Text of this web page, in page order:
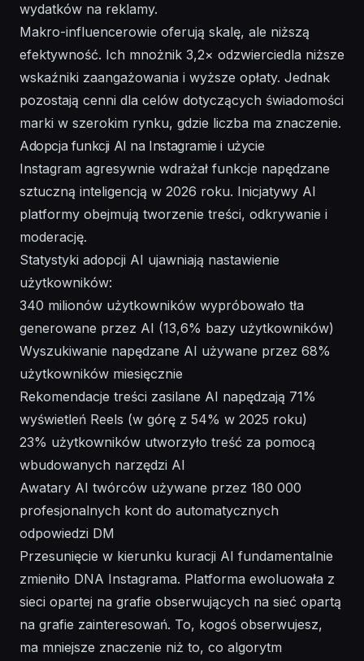
wydatków na reklamy.
Makro-influencerowie oferują skalę, ale niższą
efektywność. Ich mnożnik 3,2× odzwierciedla niższe
wskaźniki zaangażowania i wyższe opłaty. Jednak
pozostają cenni dla celów dotyczących świadomości
marki w szerokim rynku, gdzie liczba ma znaczenie.
Adopcja funkcji AI na Instagramie i użycie
Instagram agresywnie wdrażał funkcje napędzane
sztuczną inteligencją w 2026 roku. Inicjatywy AI
platformy obejmują tworzenie treści, odkrywanie i
moderację.
Statystyki adopcji AI ujawniają nastawienie
użytkowników:
340 milionów użytkowników wypróbowało tła
generowane przez AI (13,6% bazy użytkowników)
Wyszukiwanie napędzane AI używane przez 68%
użytkowników miesięcznie
Rekomendacje treści zasilane AI napędzają 71%
wyświetleń Reels (w górę z 54% w 2025 roku)
23% użytkowników utworzyło treść za pomocą
wbudowanych narzędzi AI
Awatary AI twórców używane przez 180 000
profesjonalnych kont do automatycznych
odpowiedzi DM
Przesunięcie w kierunku kuracji AI fundamentalnie
zmieniło DNA Instagrama. Platforma ewoluowała z
sieci opartej na grafie obserwujących na sieć opartą
na grafie zainteresowań. To, kogoś obserwujesz,
ma mniejsze znaczenie niż to, co algorytm